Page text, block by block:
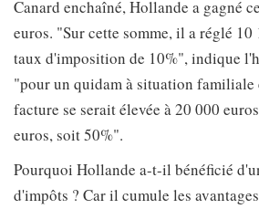
Canard enchaîné, Hollande a gagné
euros. "Sur cette somme, il a réglé 10
taux d'imposition de 10%", indique
"pour un quidam à situation familiale
facture se serait élevée à 20 000
euros, soit 50%".
Pourquoi Hollande a-t-il bénéficié
d'impôts ? Car il cumule les